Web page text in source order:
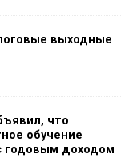
выходные
что
обучение
годовым доходом